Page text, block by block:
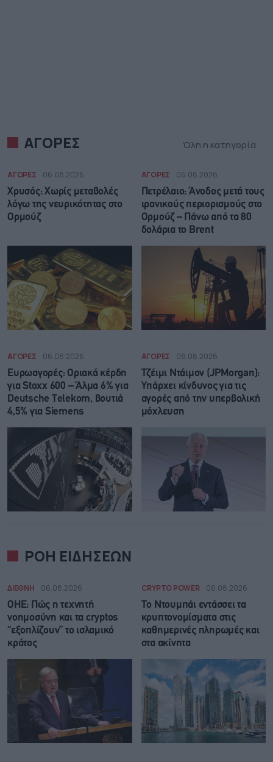
ΑΓΟΡΕΣ Όλη η κατηγορία
ΑΓΟΡΕΣ 06.08.2026
Χρυσός: Χωρίς μεταβολές
λόγω της νευρικότητας στο
Ορμούζ
ΑΓΟΡΕΣ 06.08.2026
Πετρέλαιο: Άνοδος μετά τους
ιρανικούς περιορισμούς στο
Ορμούζ – Πάνω από τα 80
δολάρια το Brent
ΑΓΟΡΕΣ 06.08.2026
Ευρωαγορές: Οριακά κέρδη
για Stoxx 600 – Άλμα 6% για
Deutsche Telekom, βουτιά
4,5% για Siemens
ΑΓΟΡΕΣ 06.08.2026
Τζέιμι Ντάιμον (JPMorgan):
Υπάρχει κίνδυνος για τις
αγορές από την υπερβολική
μόχλευση
ΡΟΗ ΕΙΔΗΣΕΩΝ
ΔΙΕΘΝΗ 06.08.2026
ΟΗΕ: Πώς η τεχνητή
νοημοσύνη και τα cryptos
“εξοπλίζουν” το ισλαμικό
κράτος
CRYPTO POWER 06.08.2026
Το Ντουμπάι εντάσσει τα
κρυπτονομίσματα στις
καθημερινές πληρωμές και
στα ακίνητα